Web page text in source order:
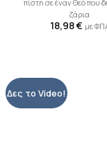
πίστη σε έναν Θεό που
ζάρια
18,98€ με
Δες το Video!